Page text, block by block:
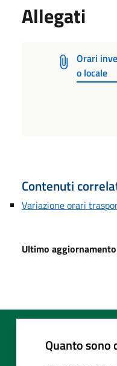
Allegati
Orari
o locale
Contenuti
Variazione orari
Ultimo aggiornamento
Quanto sono